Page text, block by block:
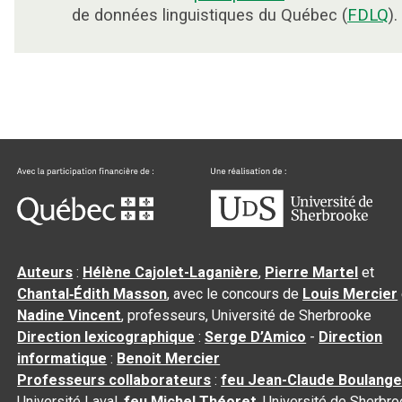
de données linguistiques du Québec (FDLQ).
Auteurs : Hélène Cajolet-Laganière, Pierre Martel et
Chantal‑Édith Masson, avec le concours de Louis Mercier
Nadine Vincent, professeurs, Université de Sherbrooke
Direction lexicographique :Serge D’Amico - Direction
informatique : Benoit Mercier
Professeurs collaborateurs :feu Jean-Claude